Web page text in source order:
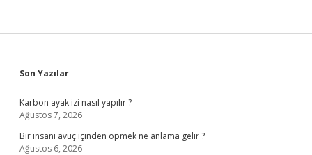
Sidebar
Son Yazılar
Karbon ayak izi nasıl yapılır ?
Ağustos 7, 2026
Bir insanı avuç içinden öpmek ne anlama gelir ?
Ağustos 6, 2026